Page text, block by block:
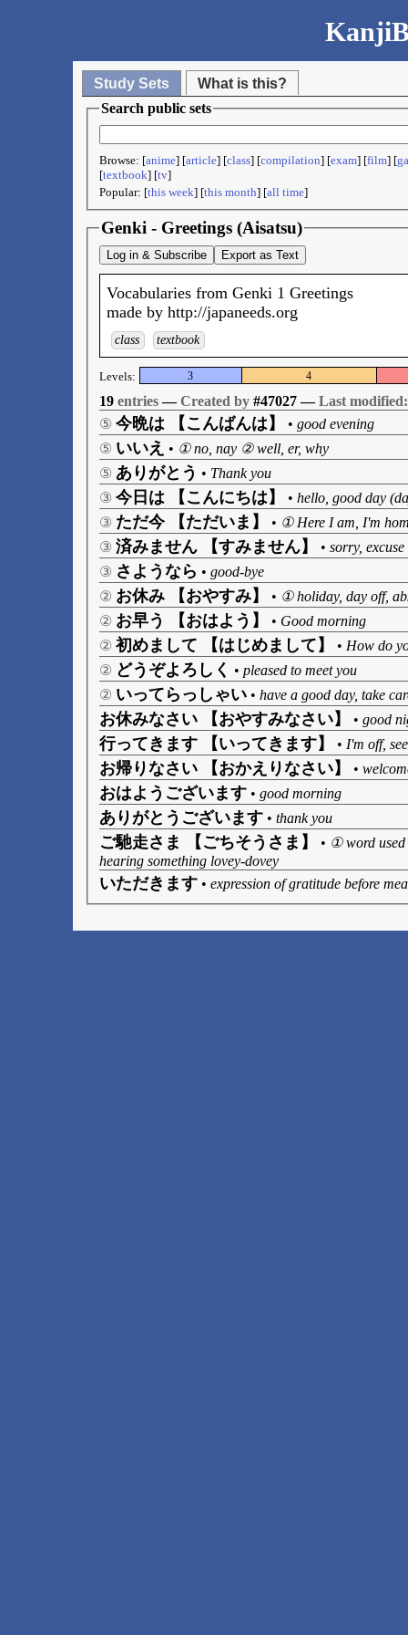
Study Sets
What is this?
Search public sets
Browse: [anime] [article] [class] [compilation] [exam] [film] [
[textbook] [tv]
Popular: [this week] [this month] [all time]
Genki - Greetings (Aisatsu)
Log in & Subscribe Export as Text
Vocabularies from Genki 1 Greetings
made by http://japaneeds.org
class textbook
Levels: 3 4
19 entries—Created by #47027 —Last modified:
⑤ 今晩は 【こんばんは】 • good evening
⑤ いいえ • ① no, nay ② well, er, why
⑤ ありがとう • Thank you
③ 今日は 【こんにちは】 • hello, good day
③ ただ今 【ただいま】 • ① Here I am, I'm
③ 済みません 【すみません】 • sorry,
③ さようなら • good-bye
② お休み 【おやすみ】 • ① holiday, day off,
② お早う 【おはよう】 • Good morning
② 初めまして 【はじめまして】 • How do
② どうぞよろしく • pleased to meet you
② いってらっしゃい • have a good day, take
お休みなさい 【おやすみなさい】 • good
行ってきます 【いってきます】 • I'm off,
お帰りなさい 【おかえりなさい】 •
おはようございます • good morning
ありがとうございます • thank you
ご馳走さま 【ごちそうさま】 • ① word used
hearing something lovey-dovey
いただきます • expression of gratitude before